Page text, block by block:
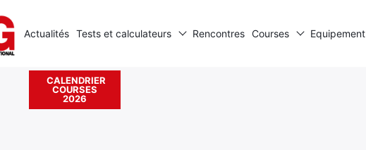
Actualités Tests et calculateurs Rencontres Courses Equipement
CALENDRIER
COURSES
2026
Rechercher